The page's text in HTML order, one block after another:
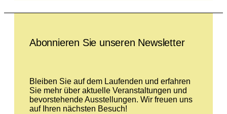
Abonnieren Sie unseren Newsletter
Bleiben Sie auf dem Laufenden und erfahren
Sie mehr über aktuelle Veranstaltungen und
bevorstehende Ausstellungen. Wir freuen uns
auf Ihren nächsten Besuch!